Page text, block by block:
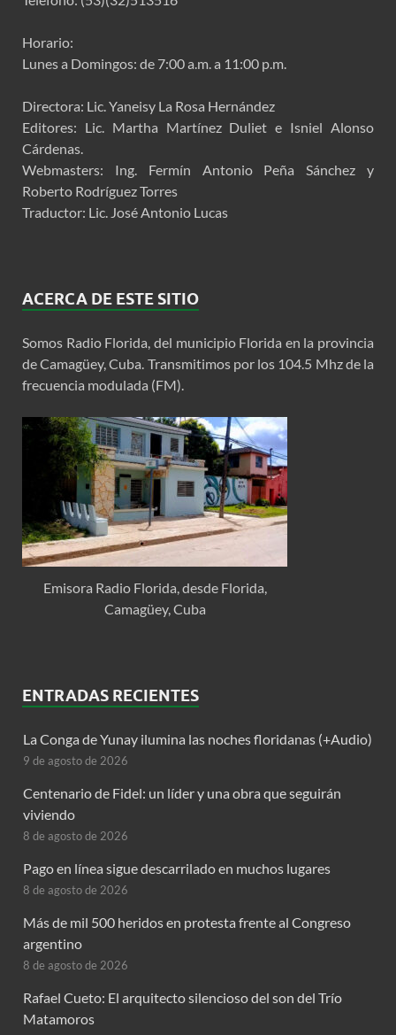
Horario:
Lunes a Domingos: de 7:00 a.m. a 11:00 p.m.
Directora: Lic. Yaneisy La Rosa Hernández
Editores: Lic. Martha Martínez Duliet e Isniel Alonso
Cárdenas.
Webmasters: Ing. Fermín Antonio Peña Sánchez y
Roberto Rodríguez Torres
Traductor: Lic. José Antonio Lucas
ACERCA DE ESTE SITIO
Somos Radio Florida, del municipio Florida en la provincia
de Camagüey, Cuba. Transmitimos por los 104.5 Mhz de la
frecuencia modulada (FM).
Emisora Radio Florida, desde Florida,
Camagüey, Cuba
ENTRADAS RECIENTES
La Conga de Yunay ilumina las noches floridanas (+Audio)
9 de agosto de 2026
Centenario de Fidel: un líder y una obra que seguirán
viviendo
8 de agosto de 2026
Pago en línea sigue descarrilado en muchos lugares
8 de agosto de 2026
Más de mil 500 heridos en protesta frente al Congreso
argentino
8 de agosto de 2026
Rafael Cueto: El arquitecto silencioso del son del Trío
Matamoros